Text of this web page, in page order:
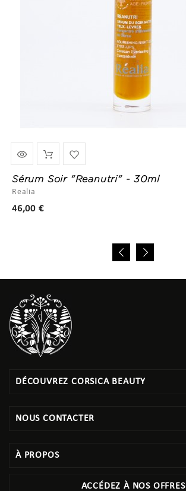
Sérum Soir "Reanutri" - 30ml
Realia
46,00 €
DÉCOUVREZ CORSICA BEAUTY
NOUS CONTACTER
À PROPOS
ACCÉDEZ À NOS OFFRES